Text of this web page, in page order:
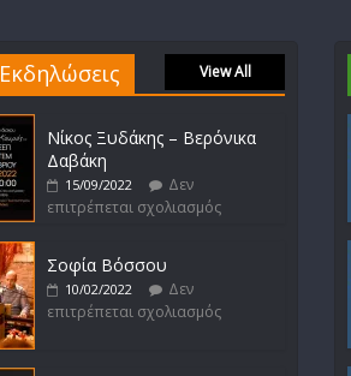
View All
Νίκος Ξυδάκης – Βερόνικα
Δαβάκη
15/09/2022
Δεν
επιτρέπεται σχολιασμός
Σοφία Βόσσου
10/02/2022
Δεν
επιτρέπεται σχολιασμός